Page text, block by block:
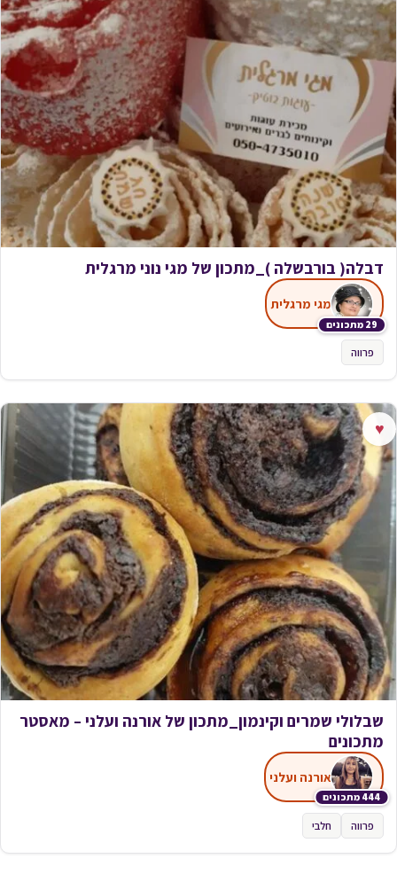
דבלה( בורבשלה )_מתכון של מגי נוני מרגלית
29 מתכונים
מגי מרגלית
פרווה
♥
שבלולי שמרים וקינמון_מתכון של אורנה ועלני – מאסטר
מתכונים
444 מתכונים
אורנה ועלני
פרווה חלבי